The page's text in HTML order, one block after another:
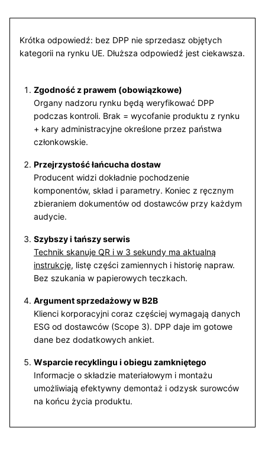
Krótka odpowiedź: bez DPP nie sprzedasz objętych
kategorii na rynku UE. Dłuższa odpowiedź jest ciekawsza.
Zgodność z prawem (obowiązkowe)
Organy nadzoru rynku będą weryfikować DPP
podczas kontroli. Brak = wycofanie produktu z rynku
+ kary administracyjne określone przez państwa
członkowskie.
Przejrzystość łańcucha dostaw
Producent widzi dokładnie pochodzenie
komponentów, skład i parametry. Koniec z ręcznym
zbieraniem dokumentów od dostawców przy każdym
audycie.
Szybszy i tańszy serwis
Technik skanuje QR i w 3 sekundy ma aktualną
instrukcję, listę części zamiennych i historię napraw.
Bez szukania w papierowych teczkach.
Argument sprzedażowy w B2B
Klienci korporacyjni coraz częściej wymagają danych
ESG od dostawców (Scope 3). DPP daje im gotowe
dane bez dodatkowych ankiet.
Wsparcie recyklingu i obiegu zamkniętego
Informacje o składzie materiałowym i montażu
umożliwiają efektywny demontaż i odzysk surowców
na końcu życia produktu.